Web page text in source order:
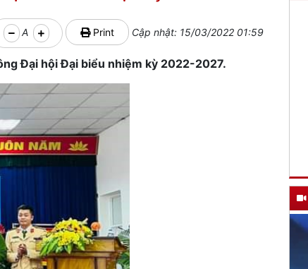
A Print Cập nhật: 15/03/2022 01:59
Đại hội Đại biểu nhiệm kỳ 2022-2027.